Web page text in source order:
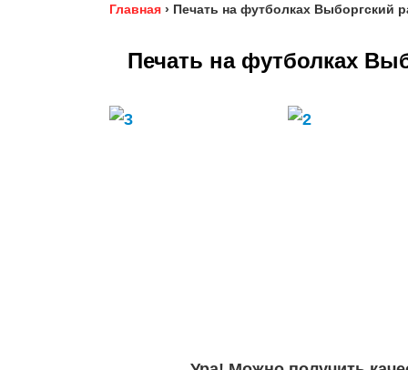
Главная › Печать на футболках Выборгский
Печать на футболках